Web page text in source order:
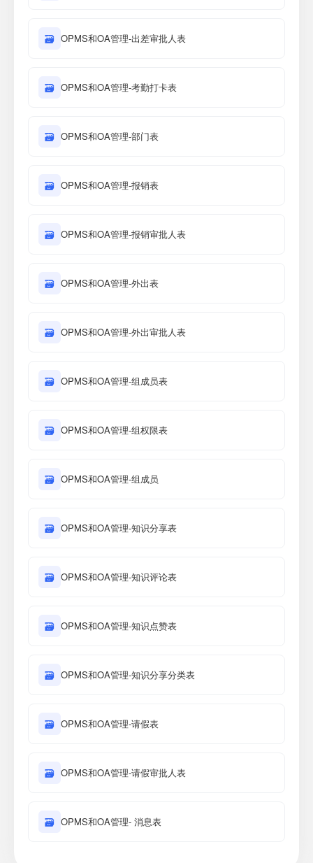
🗃 OPMS和OA管理-出差审批人表
🗃 OPMS和OA管理-考勤打卡表
🗃 OPMS和OA管理-部门表
🗃 OPMS和OA管理-报销表
🗃 OPMS和OA管理-报销审批人表
🗃 OPMS和OA管理-外出表
🗃 OPMS和OA管理-外出审批人表
🗃 OPMS和OA管理-组成员表
🗃 OPMS和OA管理-组权限表
🗃 OPMS和OA管理-组成员
🗃 OPMS和OA管理-知识分享表
🗃 OPMS和OA管理-知识评论表
🗃 OPMS和OA管理-知识点赞表
🗃 OPMS和OA管理-知识分享分类表
🗃 OPMS和OA管理-请假表
🗃 OPMS和OA管理-请假审批人表
🗃 OPMS和OA管理- 消息表